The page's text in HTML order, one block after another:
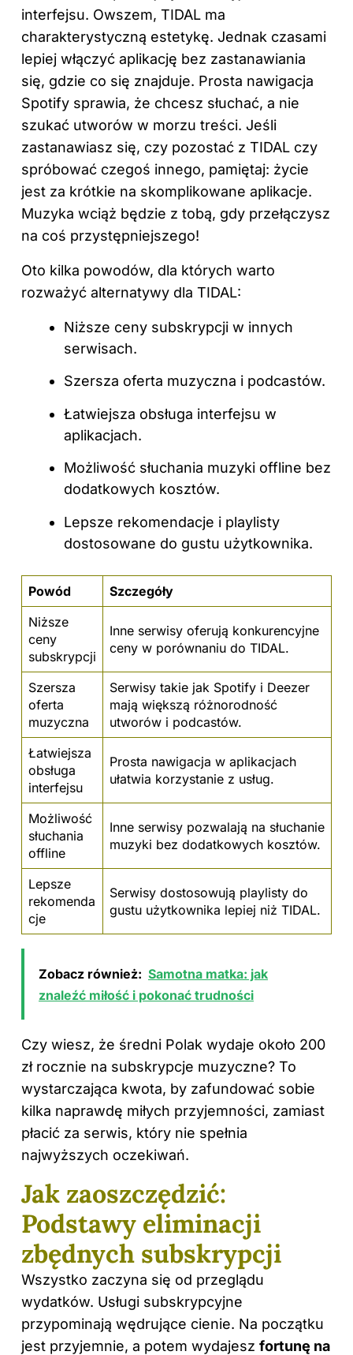
interfejsu. Owszem, TIDAL ma
charakterystyczną estetykę. Jednak czasami
lepiej włączyć aplikację bez zastanawiania
się, gdzie co się znajduje. Prosta nawigacja
Spotify sprawia, że chcesz słuchać, a nie
szukać utworów w morzu treści. Jeśli
zastanawiasz się, czy pozostać z TIDAL czy
spróbować czegoś innego, pamiętaj: życie
jest za krótkie na skomplikowane aplikacje.
Muzyka wciąż będzie z tobą, gdy przełączysz
na coś przystępniejszego!
Oto kilka powodów, dla których warto
rozważyć alternatywy dla TIDAL:
Niższe ceny subskrypcji w innych
serwisach.
Szersza oferta muzyczna i podcastów.
Łatwiejsza obsługa interfejsu w
aplikacjach.
Możliwość słuchania muzyki offline bez
dodatkowych kosztów.
Lepsze rekomendacje i playlisty
dostosowane do gustu użytkownika.
Powód
Szczegóły
Niższe
ceny
subskrypcji
Inne serwisy oferują konkurencyjne
ceny w porównaniu do TIDAL.
Szersza
oferta
muzyczna
Serwisy takie jak Spotify i Deezer
mają większą różnorodność
utworów i podcastów.
Łatwiejsza
obsługa
interfejsu
Prosta nawigacja w aplikacjach
ułatwia korzystanie z usług.
Możliwość
słuchania
offline
Inne serwisy pozwalają na słuchanie
muzyki bez dodatkowych kosztów.
Lepsze
rekomenda
cje
Serwisy dostosowują playlisty do
gustu użytkownika lepiej niż TIDAL.
Zobacz również: Samotna matka: jak
znaleźć miłość i pokonać trudności
Czy wiesz, że średni Polak wydaje około 200
zł rocznie na subskrypcje muzyczne? To
wystarczająca kwota, by zafundować sobie
kilka naprawdę miłych przyjemności, zamiast
płacić za serwis, który nie spełnia
najwyższych oczekiwań.
Jak zaoszczędzić:
Podstawy eliminacji
zbędnych subskrypcji
Wszystko zaczyna się od przeglądu
wydatków. Usługi subskrypcyjne
przypominają wędrujące cienie. Na początku
jest przyjemnie, a potem wydajesz fortunę na